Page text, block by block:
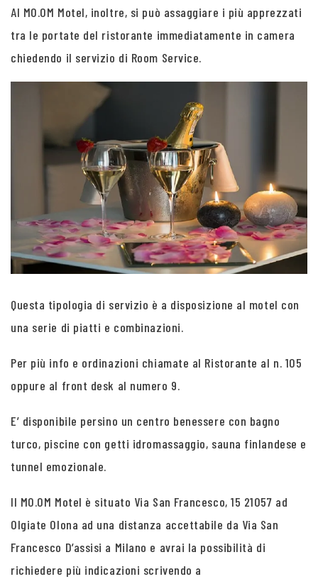
Al MO.OM Motel, inoltre, si può assaggiare i più apprezzati
tra le portate del ristorante immediatamente in camera
chiedendo il servizio di Room Service.
Questa tipologia di servizio è a disposizione al motel con
una serie di piatti e combinazioni.
Per più info e ordinazioni chiamate al Ristorante al n. 105
oppure al front desk al numero 9.
E’ disponibile persino un centro benessere con bagno
turco, piscine con getti idromassaggio, sauna finlandese e
tunnel emozionale.
Il MO.OM Motel è situato Via San Francesco, 15 21057 ad
Olgiate Olona ad una distanza accettabile da Via San
Francesco D’assisi a Milano e avrai la possibilità di
richiedere più indicazioni scrivendo a